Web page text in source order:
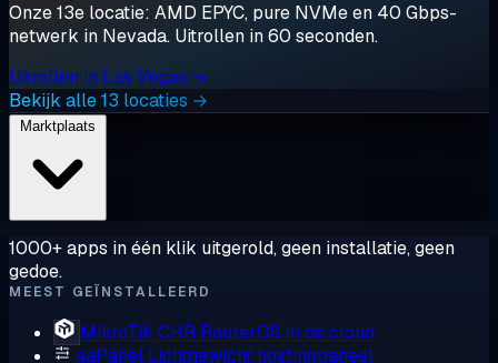
Onze 13e locatie: AMD EPYC, pure NVMe en 40 Gbps-
netwerk in Nevada. Uitrollen in 60 seconden.
Uitrollen in Las Vegas →
Bekijk alle 13 locaties →
1000+ apps in één klik uitgerold, geen installatie, geen
gedoe.
MEEST GEÏNSTALLEERD
MikroTik CHR RouterOS in de cloud
aaPanel Lichtgewicht hostingpaneel